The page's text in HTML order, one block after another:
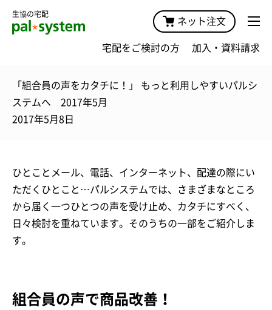
生協の宅配
ネット注文
宅配をご検討の方 加入・資料請求
「組合員の声をカタチに！」 もっと利用しやすいパルシ
ステムへ 2017年5月
2017年5月8日
ひとことメール、電話、インターネット、配達の際にい
ただくひとこと…パルシステムでは、さまざまなところ
から届く一つひとつの声を受け止め、カタチにすべく、
日々検討を重ねています。そのうちの一部をご紹介しま
す。
組合員の声で商品改善！